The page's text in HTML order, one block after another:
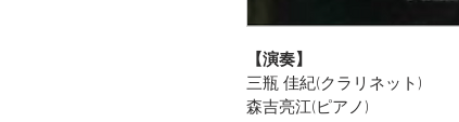
【演奏】
三瓶 佳紀(クラリネット)
森吉亮江(ピアノ)